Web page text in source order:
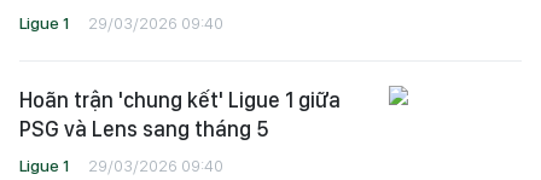
Ligue 1 29/03/2026 09:40
Hoãn trận 'chung kết' Ligue 1 giữa
PSG và Lens sang tháng 5
Ligue 1 29/03/2026 09:40